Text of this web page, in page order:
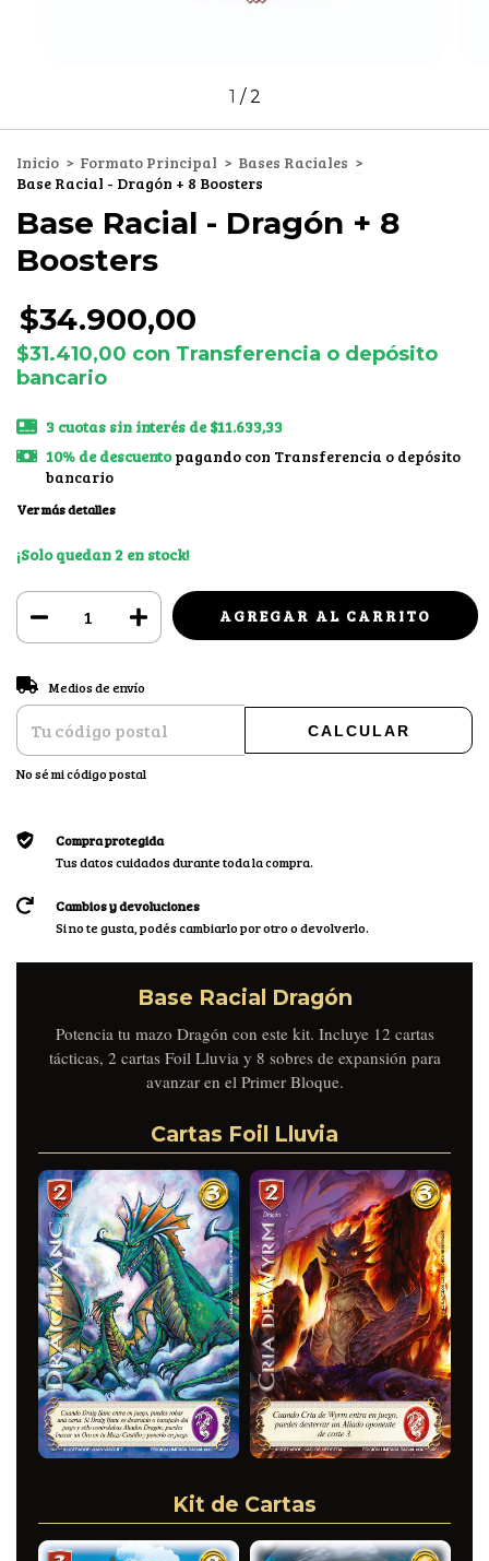
1 /2
Inicio > Formato Principal > Bases Raciales >
Base Racial - Dragón + 8 Boosters
Base Racial - Dragón + 8
Boosters
$34.900,00
$31.410,00 con Transferencia o depósito
bancario
3 cuotas sin interés de$11.633,33
10% de descuentopagando con Transferencia o depósito
bancario
Ver más detalles
¡Solo quedan 2 en stock!
Entregas para el CP:
Medios de envío
CALCULAR
No sé mi código postal
Compra protegida
Tus datos cuidados durante toda la compra.
Cambios y devoluciones
Si no te gusta, podés cambiarlo por otro o devolverlo.
Base Racial Dragón
Potencia tu mazo Dragón con este kit. Incluye 12 cartas
tácticas, 2 cartas Foil Lluvia y 8 sobres de expansión para
avanzar en el Primer Bloque.
Cartas Foil Lluvia
Kit de Cartas